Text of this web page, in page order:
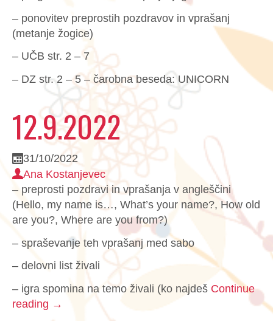
– ponovitev preprostih pozdravov in vprašanj
(metanje žogice)
– UČB str. 2 – 7
– DZ str. 2 – 5 – čarobna beseda: UNICORN
12.9.2022
31/10/2022
Ana Kostanjevec
– preprosti pozdravi in vprašanja v angleščini
(Hello, my name is…, What’s your name?, How old
are you?, Where are you from?)
– spraševanje teh vprašanj med sabo
– delovni list živali
– igra spomina na temo živali (ko najdeš Continue
reading →